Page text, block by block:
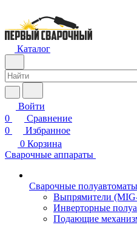
Каталог
Войти
0
Сравнение
0
Избранное
0 Корзина
Сварочные аппараты
Сварочные
Выпрямители
Инверторные
Подающие